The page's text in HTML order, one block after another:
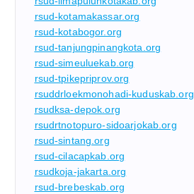
rsud-kotamakassar.org
rsud-kotabogor.org
rsud-tanjungpinangkota.org
rsud-simeuluekab.org
rsud-tpikepriprov.org
rsuddrloekmonohadi-kuduskab.org
rsudksa-depok.org
rsudrtnotopuro-sidoarjokab.org
rsud-sintang.org
rsud-cilacapkab.org
rsudkoja-jakarta.org
rsud-brebeskab.org